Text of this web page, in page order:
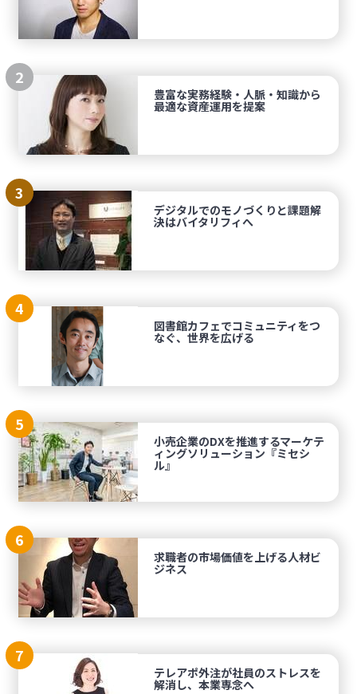
2
豊富な実務経験・人脈・知識から
最適な資産運用を提案
3
デジタルでのモノづくりと課題解
決はバイタリフィへ
4
図書館カフェでコミュニティをつ
なぐ、世界を広げる
5
小売企業のDXを推進するマーケテ
ィングソリューション『ミセシ
ル』
6
求職者の市場価値を上げる人材ビ
ジネス
7
テレアポ外注が社員のストレスを
解消し、本業専念へ